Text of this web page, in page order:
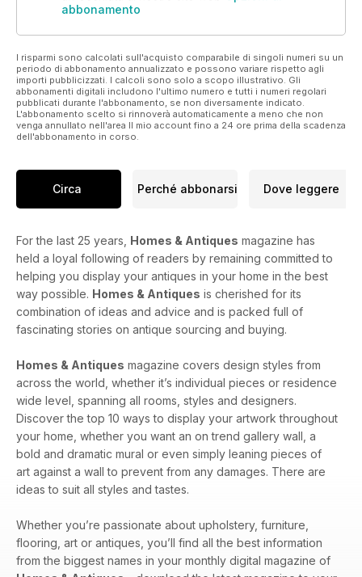
abbonamento
I risparmi sono calcolati sull'acquisto comparabile di singoli numeri su un
periodo di abbonamento annualizzato e possono variare rispetto agli
importi pubblicizzati. I calcoli sono solo a scopo illustrativo. Gli
abbonamenti digitali includono l'ultimo numero e tutti i numeri regolari
pubblicati durante l'abbonamento, se non diversamente indicato.
L'abbonamento scelto si rinnoverà automaticamente a meno che non
venga annullato nell'area Il mio account fino a 24 ore prima della scadenza
dell'abbonamento in corso.
Circa Perché abbonarsi Dove leggere
For the last 25 years, Homes & Antiques magazine has
held a loyal following of readers by remaining committed to
helping you display your antiques in your home in the best
way possible. Homes & Antiques is cherished for its
combination of ideas and advice and is packed full of
fascinating stories on antique sourcing and buying.
Homes & Antiques magazine covers design styles from
across the world, whether it’s individual pieces or residence
wide level, spanning all rooms, styles and designers.
Discover the top 10 ways to display your artwork throughout
your home, whether you want an on trend gallery wall, a
bold and dramatic mural or even simply leaning pieces of
art against a wall to prevent from any damages. There are
ideas to suit all styles and tastes.
Whether you’re passionate about upholstery, furniture,
flooring, art or antiques, you’ll find all the best information
from the biggest names in your monthly digital magazine of